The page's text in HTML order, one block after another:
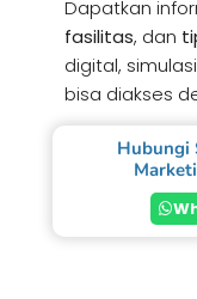
Dapatkan
fasilitas, dan
digital,
bisa diakses
Hubungi